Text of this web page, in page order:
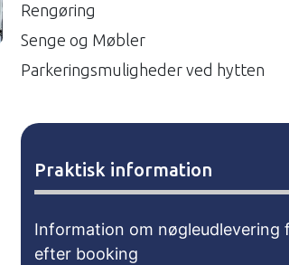
Rengøring
Senge og Møbler
Parkeringsmuligheder ved hytten
Praktisk information
Information om nøgleudlevering
efter booking